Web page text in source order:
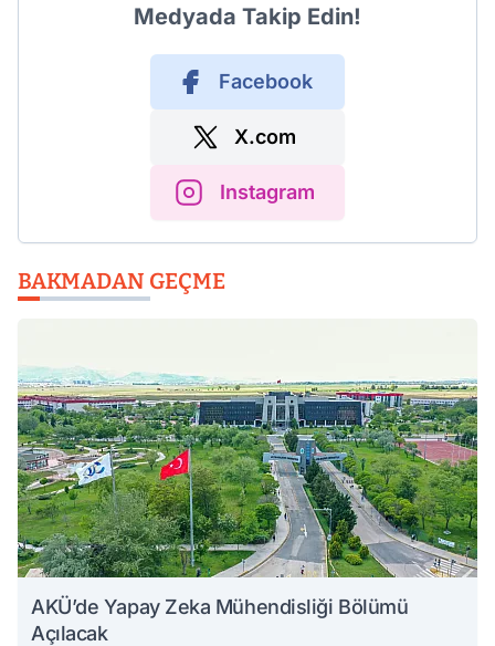
Medyada Takip Edin!
Facebook
X.com
Instagram
BAKMADAN GEÇME
AKÜ’de Yapay Zeka Mühendisliği Bölümü
Açılacak